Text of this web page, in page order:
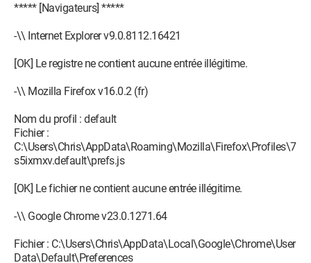
(AppIDSvc) - Unknown owner -
O23 - Service: @%systemroot%\system32\appinfo.dll,-100
C:\Windows\system32\svchost.exe
owner - C:\Windows\system32\svchost.exe
(AudioEndpointBuilder) - Unknown owner -
C:\Windows\System32\svchost.exe
O23 - Service: @%SystemRoot%\system32\audiosrv.dll,-200
(AudioSrv) - Unknown owner -
O23 - Service: @%SystemRoot%\system32\AxInstSV.dll,-103
C:\Windows\system32\svchost.exe
(BDESVC) - Unknown owner -
***** [Navigateurs] *****
-\\ Internet Explorer v9.0.8112.16421
[OK] Le registre ne contient aucune entrée illégitime.
-\\ Mozilla Firefox v16.0.2 (fr)
Nom du profil : default
Fichier :
C:\Users\Chris\AppData\Roaming\Mozilla\Firefox\Profiles\7
s5ixmxv.default\prefs.js
[OK] Le fichier ne contient aucune entrée illégitime.
-\\ Google Chrome v23.0.1271.64
Fichier : C:\Users\Chris\AppData\Local\Google\Chrome\User
Data\Default\Preferences